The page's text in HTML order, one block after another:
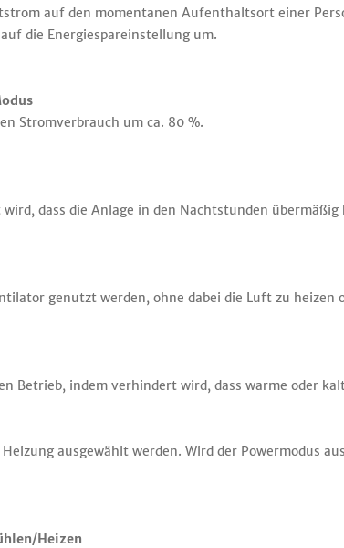
auf den momentanen Aufenthaltsort einer
die Energiespareinstellung um.
Stromverbrauch um ca. 80 %.
dass die Anlage in den Nachtstunden
genutzt werden, ohne dabei die Luft zu heizen
Betrieb, indem verhindert wird, dass warme oder
ausgewählt werden. Wird der Powermodus
Heizen